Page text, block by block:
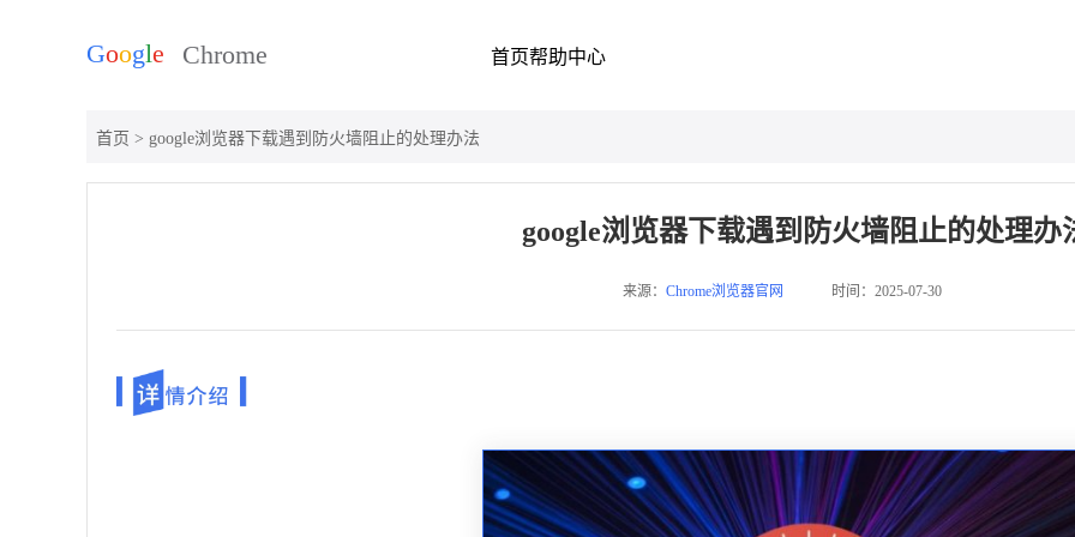
首页帮助中心
首页 > google浏览器下载遇到防火墙阻止的处理办法
google浏览器下载遇到防火墙阻止的处理办
来源： Chrome浏览器官网 时间：2025-07-30